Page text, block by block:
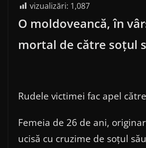
vizualizări: 1,087
O moldoveancă, în
mortal de către soțul
Rudele victimei fac apel
Femeia de 26 de ani,
ucisă cu cruzime de soțul